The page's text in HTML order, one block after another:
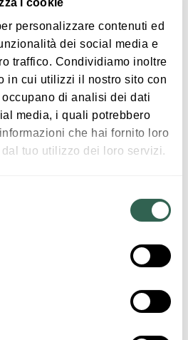
i cookie
personalizzare contenuti ed
dei social media e
traffico. Condividiamo inoltre
in cui utilizzi il nostro sito con
di analisi dei dati
media, i quali potrebbero
che hai fornito loro
tuo utilizzo dei loro servizi.
centre